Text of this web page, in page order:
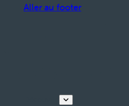
Aller au footer